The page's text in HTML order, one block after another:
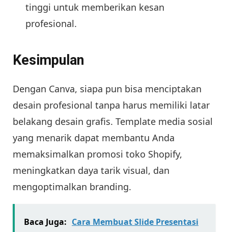
tinggi untuk memberikan kesan
profesional.
Kesimpulan
Dengan Canva, siapa pun bisa menciptakan
desain profesional tanpa harus memiliki latar
belakang desain grafis. Template media sosial
yang menarik dapat membantu Anda
memaksimalkan promosi toko Shopify,
meningkatkan daya tarik visual, dan
mengoptimalkan branding.
Baca Juga: Cara Membuat Slide Presentasi